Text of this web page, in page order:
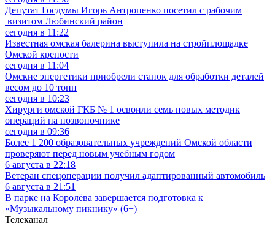
Депутат Госдумы Игорь Антропенко посетил с рабочим
визитом Любинский район
сегодня в 11:22
Известная омская балерина выступила на стройплощадке
Омской крепости
сегодня в 11:04
Омские энергетики приобрели станок для обработки деталей
весом до 10 тонн
сегодня в 10:23
Хирурги омской ГКБ № 1 освоили семь новых методик
операций на позвоночнике
сегодня в 09:36
Более 1 200 образовательных учреждений Омской области
проверяют перед новым учебным годом
6 августа в 22:18
Ветеран спецоперации получил адаптированный автомобиль
6 августа в 21:51
В парке на Королёва завершается подготовка к
«Музыкальному пикнику» (6+)
Телеканал